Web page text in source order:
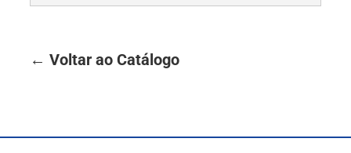
← Voltar ao Catálogo